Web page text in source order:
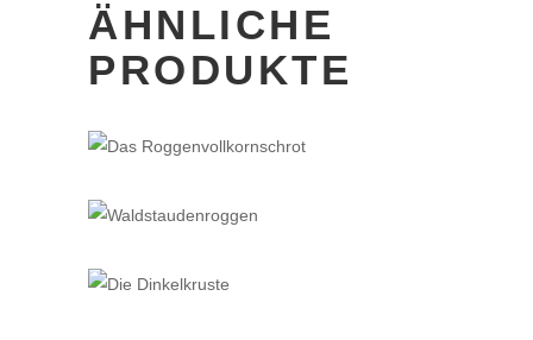
ÄHNLICHE
PRODUKTE
DAS
WALDSTAUDENROGGEN
MEHR INFORMATIONEN
DIE DINKELKRUSTE